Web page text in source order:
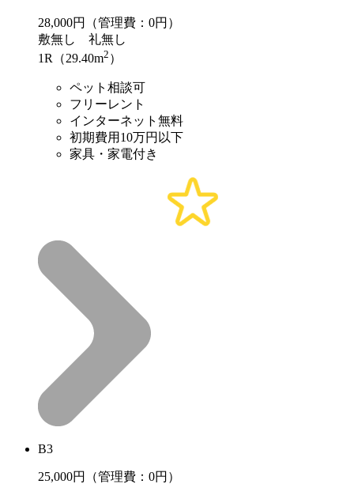
28,000円（管理費：0円）
敷無し 礼無し
1R（29.40m2 ）
ペット相談可
フリーレント
インターネット無料
初期費用10万円以下
家具・家電付き
B3
25,000円（管理費：0円）